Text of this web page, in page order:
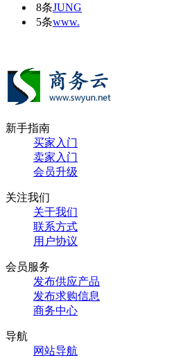
8条JUNG
5条www.
新手指南
买家入门
卖家入门
会员升级
关注我们
关于我们
联系方式
用户协议
会员服务
发布供应产品
发布求购信息
商务中心
导航
网站导航